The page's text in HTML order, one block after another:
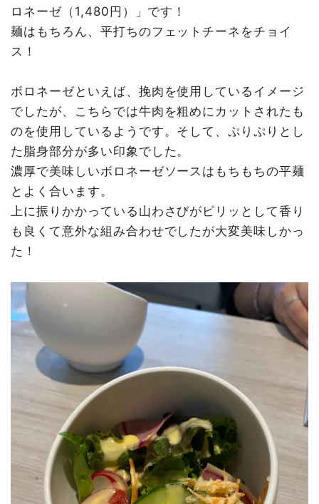
ロネーゼ（1,480円）」です！
麺はもちろん、平打ちのフェットチーネをチョイ
ス！
ボロネーゼといえば、挽肉を使用しているイメージ
でしたが、こちらでは牛肉を粗めにカットされたも
のを使用しているようです。そして、ぷりぷりとし
た脂身部分が多い印象でした。
濃厚で美味しいボロネーゼソースはもちもちの平麺
とよく合います。
上に振りかかっている山わさびがピリッとして香り
も良くて意外な組み合わせでしたが大変美味しかっ
た！